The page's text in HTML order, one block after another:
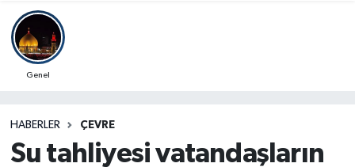
Genel
HABERLER ÇEVRE
Su tahliyesi vatandaşların
Iğdır Trafik Yoğunluk Haritası
Süper Lig Puan Durumu ve Fikstür
Son Dakika Haberleri